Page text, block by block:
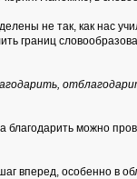
не так, как нас
границ
благодарить можно
вперед, особенно в